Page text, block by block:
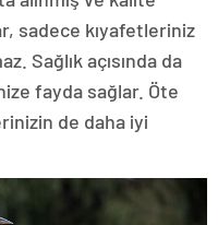
sadece kıyafetleriniz
Sağlık açısında da
fayda sağlar. Öte
de daha iyi